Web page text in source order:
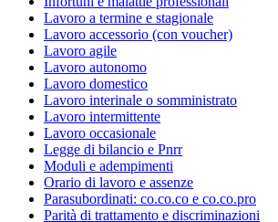
Lavoro a termine e stagionale
Lavoro accessorio (con voucher)
Lavoro agile
Lavoro autonomo
Lavoro domestico
Lavoro interinale o somministrato
Lavoro intermittente
Lavoro occasionale
Legge di bilancio e Pnrr
Moduli e adempimenti
Orario di lavoro e assenze
Parasubordinati: co.co.co e co.co.pro
Parità di trattamento e discriminazioni